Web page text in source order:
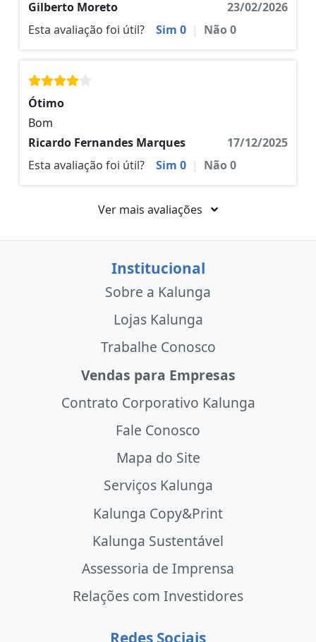
Gilberto Moreto
23/02/2026
Esta avaliação foi útil?
Sim 0 | Não0
Ótimo
Bom
Ricardo Fernandes Marques
17/12/2025
Esta avaliação foi útil?
Sim 0 | Não0
Ver mais avaliações
Institucional
Sobre a Kalunga
Lojas Kalunga
Trabalhe Conosco
Vendas para Empresas
Contrato Corporativo Kalunga
Fale Conosco
Mapa do Site
Serviços Kalunga
Kalunga Copy&Print
Kalunga Sustentável
Assessoria de Imprensa
Relações com Investidores